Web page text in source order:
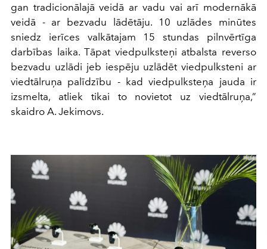
gan tradicionālajā veidā ar vadu vai arī modernākā
veidā - ar bezvadu lādētāju. 10 uzlādes minūtes
sniedz ierīces valkātajam 15 stundas pilnvērtīga
darbības laika. Tāpat viedpulksteņi atbalsta reverso
bezvadu uzlādi jeb iespēju uzlādēt viedpulksteni ar
viedtālruņa palīdzību - kad viedpulksteņa jauda ir
izsmelta, atliek tikai to novietot uz viedtālruņa,”
skaidro A. Jekimovs.